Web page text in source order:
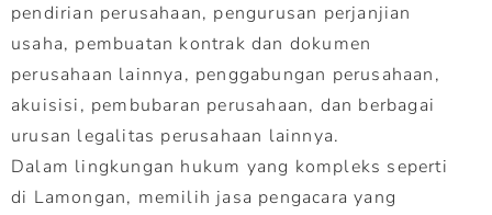
pendirian perusahaan, pengurusan perjanjian
usaha, pembuatan kontrak dan dokumen
perusahaan lainnya, penggabungan perusahaan,
akuisisi, pembubaran perusahaan, dan berbagai
urusan legalitas perusahaan lainnya.
Dalam lingkungan hukum yang kompleks seperti
di Lamongan, memilih jasa pengacara yang